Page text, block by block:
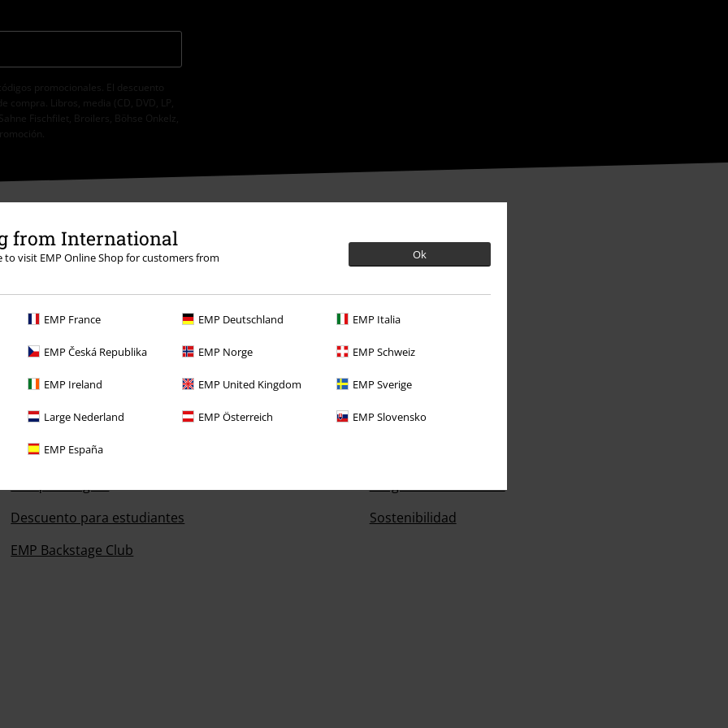
from International
to visit EMP Online Shop for customers from
Ok
EMP France EMP Deutschland EMP Italia
EMP Česká Republika EMP Norge EMP Schweiz
EMP Ireland EMP United Kingdom EMP Sverige
Large Nederland EMP Österreich EMP Slovensko
EMP España
promocionales. El descuento
compra. Libros, media (CD, DVD, LP,
Fischfilet, Broilers, Böhse Onkelz,
Más información
Descuentos para ti
Concursos
Descuento para estudiantes
EMP Backstage Club
Sobre EMP
Sostenibilidad